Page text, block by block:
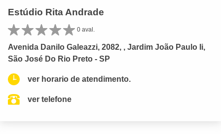
Estúdio Rita Andrade
0 aval.
Avenida Danilo Galeazzi, 2082, , Jardim João Paulo Ii,
São José Do Rio Preto - SP
ver horario de atendimento.
ver telefone